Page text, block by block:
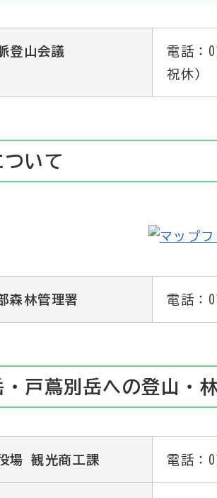
登山会議
電話：
祝休）
いて
森林管理署 電話：
・戸蔦別岳への登山・
場 観光商工課 電話：